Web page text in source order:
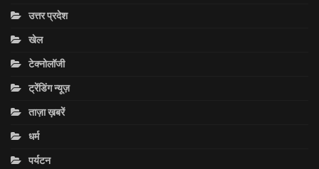
उत्तर प्रदेश
खेल
टेक्नोलॉजी
ट्रेंडिंग न्यूज़
ताज़ा ख़बरें
धर्म
पर्यटन